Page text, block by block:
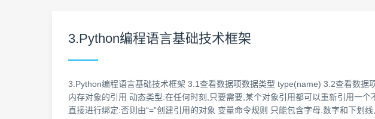
3.Python编程语言基础技术框架
3.Python编程语言基础技术框架 3.1查看数据项数据类型 type(name) 3.2查看数
内存对象的引用 动态类型:在任何时刻,只要需要,某个对象引用都可以重新引用一
直接进行绑定:否则由“=”创建引用的对象 变量命令规则 只能包含字母.数字和下划